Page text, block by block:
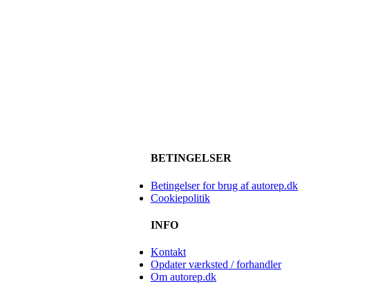
BETINGELSER
Betingelser for brug af autorep.dk
Cookiepolitik
INFO
Kontakt
Opdater værksted / forhandler
Om autorep.dk